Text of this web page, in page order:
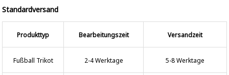
Standardversand
Produkttyp Bearbeitungszeit Versandzeit
Fußball Trikot 2-4 Werktage 5-8 Werktage